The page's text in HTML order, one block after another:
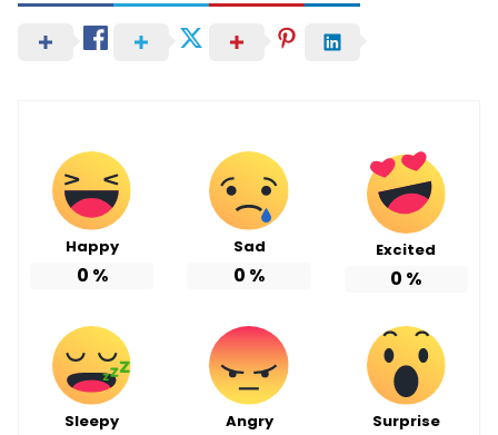
Happy
0 %
Sad
0 %
Excited
0 %
Sleepy Angry Surprise